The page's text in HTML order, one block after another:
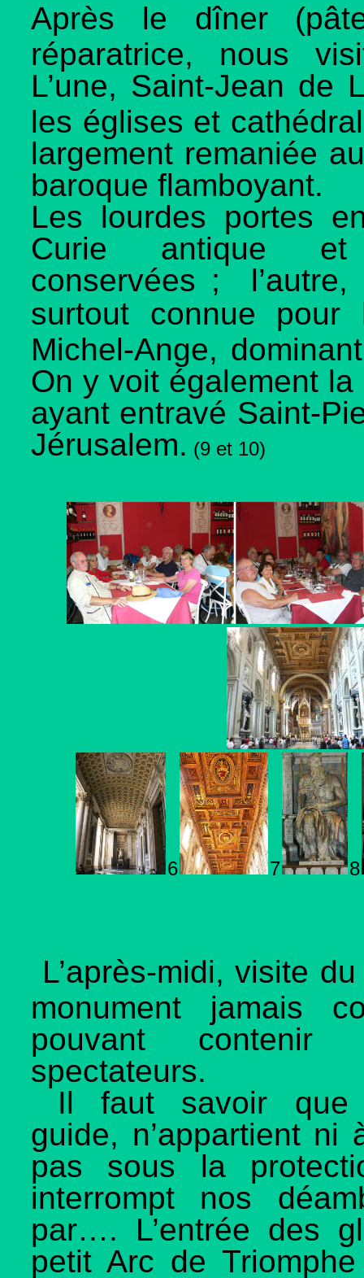
Après le dîner
réparatrice, nous
L’une, Saint-Jean de
les églises et
largement remaniée
baroque flamboyant.
Les lourdes portes
Curie antique et
conservées ;
surtout connue
Michel-Ange,
On y voit également
ayant entravé Saint-
Jérusalem. (9 et 10)
6 7 8
L’après-midi, visite
monument jamais
pouvant contenir
spectateurs.
Il faut savoir que
guide, n’appartient ni
pas sous la
interrompt nos
par…. L’entrée des
petit Arc de